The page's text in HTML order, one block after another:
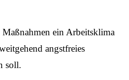
Maßnahmen ein Arbeitsklima
angstfreies
soll.